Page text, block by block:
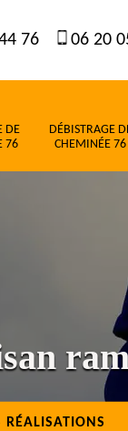
76 06 20
DE
76
DÉBISTRAGE
CHEMINÉE 76
RÉALISATIONS